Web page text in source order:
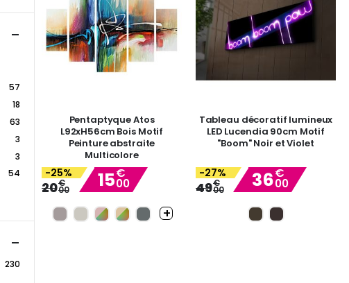
57
18
63
3
3
54
230
Pentaptyque Atos
L92xH56cm Bois Motif
Peinture abstraite
Multicolore
-25%
20€
00
Special
Price
15€
00
Tableau décoratif lumineux
LED Lucendia 90cm Motif
"Boom" Noir et Violet
-27%
49€
00
Special
Price
36€
00